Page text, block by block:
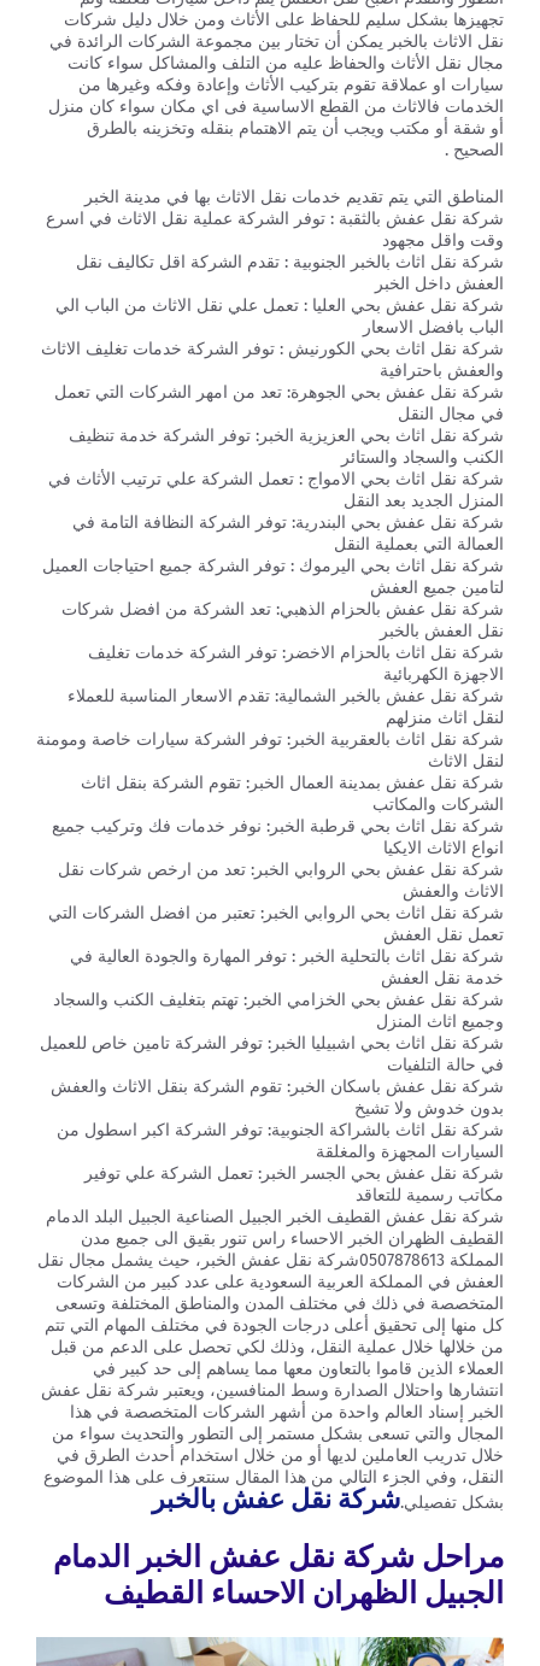
تجهيزها بشكل سليم للحفاظ على الأثاث ومن خلال دليل شركات
نقل الاثاث بالخبر يمكن أن تختار بين مجموعة الشركات الرائدة في
مجال نقل الأثاث والحفاظ عليه من التلف والمشاكل سواء كانت
سيارات او عملاقة تقوم بتركيب الأثاث وإعادة وفكه وغيرها من
الخدمات فالاثاث من القطع الاساسية فى اي مكان سواء كان منزل
أو شقة أو مكتب ويجب أن يتم الاهتمام بنقله وتخزينه بالطرق
الصحيح .
المناطق التي يتم تقديم خدمات نقل الاثاث بها في مدينة الخبر
شركة نقل عفش بالثقبة : توفر الشركة عملية نقل الاثاث في اسرع
وقت واقل مجهود
شركة نقل اثاث بالخبر الجنوبية : تقدم الشركة اقل تكاليف نقل
العفش داخل الخبر
شركة نقل عفش بحي العليا : تعمل علي نقل الاثاث من الباب الي
الباب بافضل الاسعار
شركة نقل اثاث بحي الكورنيش : توفر الشركة خدمات تغليف الاثاث
والعفش باحترافية
شركة نقل عفش بحي الجوهرة: تعد من امهر الشركات التي تعمل
في مجال النقل
شركة نقل اثاث بحي العزيزية الخبر: توفر الشركة خدمة تنظيف
الكنب والسجاد والستائر
شركة نقل اثاث بحي الامواج : تعمل الشركة علي ترتيب الأثاث في
المنزل الجديد بعد النقل
شركة نقل عفش بحي البندرية: توفر الشركة النظافة التامة في
العمالة التي بعملية النقل
شركة نقل اثاث بحي اليرموك : توفر الشركة جميع احتياجات العميل
لتامين جميع العفش
شركة نقل عفش بالحزام الذهبي: تعد الشركة من افضل شركات
نقل العفش بالخبر
شركة نقل اثاث بالحزام الاخضر: توفر الشركة خدمات تغليف
الاجهزة الكهربائية
شركة نقل عفش بالخبر الشمالية: تقدم الاسعار المناسبة للعملاء
لنقل اثاث منزلهم
شركة نقل اثاث بالعقربية الخبر: توفر الشركة سيارات خاصة ومومنة
لنقل الاثاث
شركة نقل عفش بمدينة العمال الخبر: تقوم الشركة بنقل اثاث
الشركات والمكاتب
شركة نقل اثاث بحي قرطبة الخبر: نوفر خدمات فك وتركيب جميع
انواع الاثاث الايكيا
شركة نقل عفش بحي الروابي الخبر: تعد من ارخص شركات نقل
الاثاث والعفش
شركة نقل اثاث بحي الروابي الخبر: تعتبر من افضل الشركات التي
تعمل نقل العفش
شركة نقل اثاث بالتحلية الخبر : توفر المهارة والجودة العالية في
خدمة نقل العفش
شركة نقل عفش بحي الخزامي الخبر: تهتم بتغليف الكنب والسجاد
وجميع اثاث المنزل
شركة نقل اثاث بحي اشبيليا الخبر: توفر الشركة تامين خاص للعميل
في حالة التلفيات
شركة نقل عفش باسكان الخبر: تقوم الشركة بنقل الاثاث والعفش
بدون خدوش ولا تشيخ
شركة نقل اثاث بالشراكة الجنوبية: توفر الشركة اكبر اسطول من
السيارات المجهزة والمغلقة
شركة نقل عفش بحي الجسر الخبر: تعمل الشركة علي توفير
مكاتب رسمية للتعاقد
شركة نقل عفش القطيف الخبر الجبيل الصناعية الجبيل البلد الدمام
القطيف الظهران الخبر الاحساء راس تنور بقيق الى جميع مدن
المملكة 0507878613شركة نقل عفش الخبر، حيث يشمل مجال نقل
العفش في المملكة العربية السعودية على عدد كبير من الشركات
المتخصصة في ذلك في مختلف المدن والمناطق المختلفة وتسعى
كل منها إلى تحقيق أعلى درجات الجودة في مختلف المهام التي تتم
من خلالها خلال عملية النقل، وذلك لكي تحصل على الدعم من قبل
العملاء الذين قاموا بالتعاون معها مما يساهم إلى حد كبير في
انتشارها واحتلال الصدارة وسط المنافسين، ويعتبر شركة نقل عفش
الخبر إسناد العالم واحدة من أشهر الشركات المتخصصة في هذا
المجال والتي تسعى بشكل مستمر إلى التطور والتحديث سواء من
خلال تدريب العاملين لديها أو من خلال استخدام أحدث الطرق في
النقل، وفي الجزء التالي من هذا المقال سنتعرف على هذا الموضوع
بشكل تفصيلي.شركة نقل عفش بالخبر
مراحل شركة نقل عفش الخبر الدمام
الجبيل الظهران الاحساء القطيف